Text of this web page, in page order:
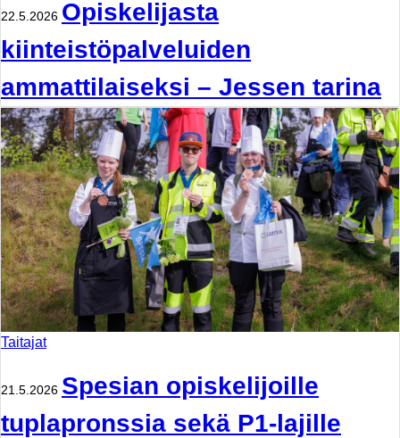
22.5.2026 Opiskelijasta
kiinteistöpalveluiden
ammattilaiseksi – Jessen tarina
Taitajat
21.5.2026 Spesian opiskelijoille
tuplapronssia sekä P1-lajille